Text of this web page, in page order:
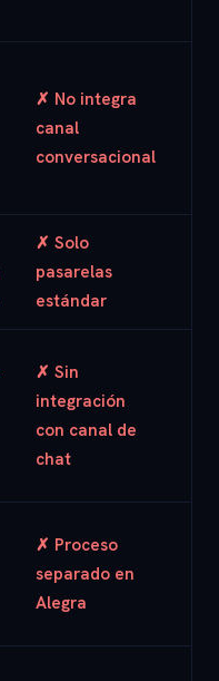
✗ No integra
canal
conversacional
✗ Solo
pasarelas
estándar
✗ Sin
integración
con canal de
chat
✗ Proceso
separado en
Alegra